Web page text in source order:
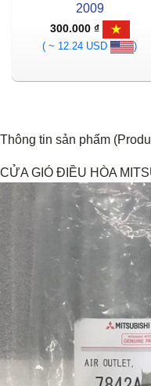
2009
300.000 ₫
( ~ 12.24 USD
)
Thông tin sản phẩm
CỬA GIÓ ĐIỀU HÒA